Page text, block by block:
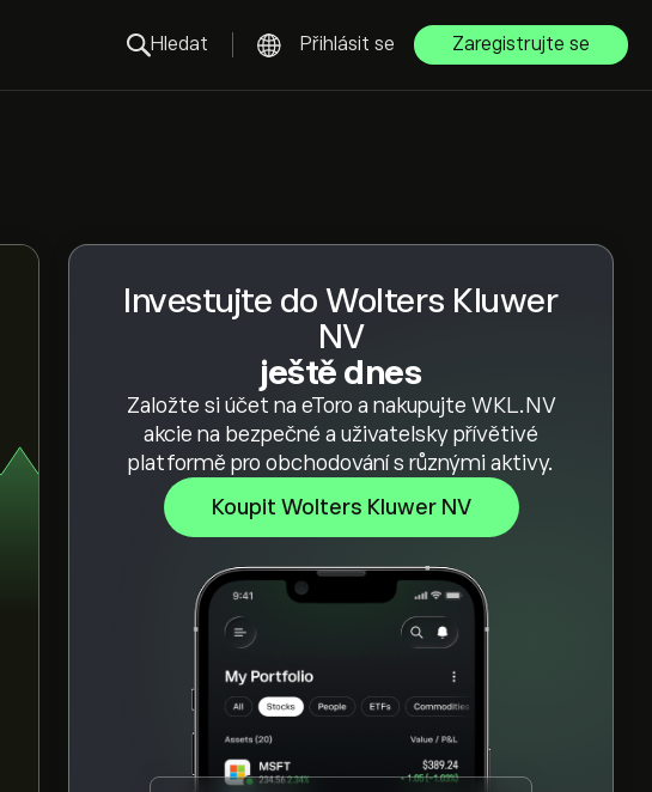
Hledat Přihlásit se Zaregistrujte se
Investujte do Wolters Kluwer
NV
ještě dnes
Založte si účet na eToro a nakupujte WKL.NV
akcie na bezpečné a uživatelsky přívětivé
platformě pro obchodování s různými aktivy.
Koupit Wolters Kluwer NV